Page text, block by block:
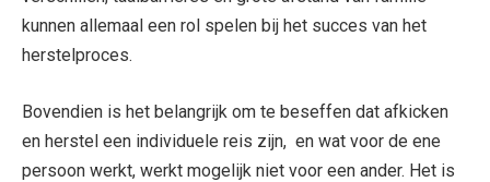
kunnen allemaal een rol spelen bij het succes van het
herstelproces.
Bovendien is het belangrijk om te beseffen dat afkicken
en herstel een individuele reis zijn, en wat voor de ene
persoon werkt, werkt mogelijk niet voor een ander. Het is